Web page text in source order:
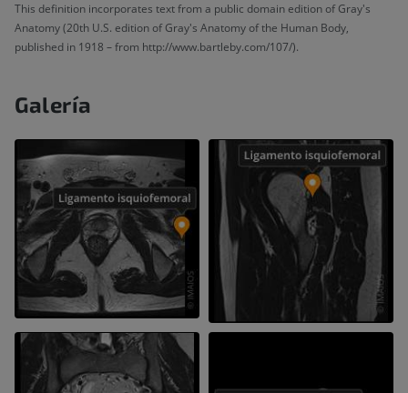
This definition incorporates text from a public domain edition of Gray's
Anatomy (20th U.S. edition of Gray's Anatomy of the Human Body,
published in 1918 – from http://www.bartleby.com/107/).
Galería